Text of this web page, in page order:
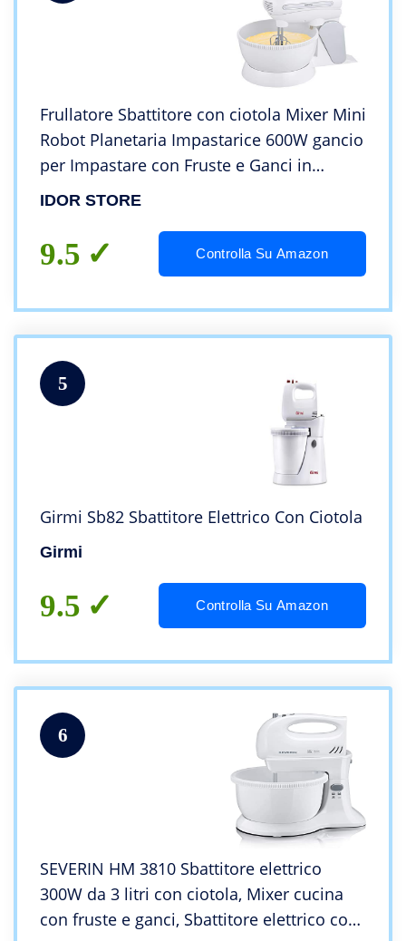
Frullatore Sbattitore con ciotola Mixer Mini
Robot Planetaria Impastarice 600W gancio
per Impastare con Fruste e Ganci in
Acciaio Inox per Impasti Morbidi e Duri
IDOR STORE
9.5 Controlla Su Amazon
5
Girmi Sb82 Sbattitore Elettrico Con Ciotola
Girmi
9.5 Controlla Su Amazon
6
SEVERIN HM 3810 Sbattitore elettrico
300W da 3 litri con ciotola, Mixer cucina
con fruste e ganci, Sbattitore elettrico con